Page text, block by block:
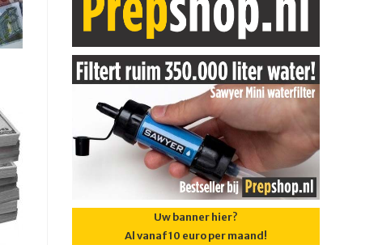
Uw banner hier?
Al vanaf 10 euro per maand!